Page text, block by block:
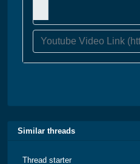
Similar threads
Thread starter